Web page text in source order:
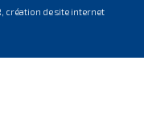
création de site internet